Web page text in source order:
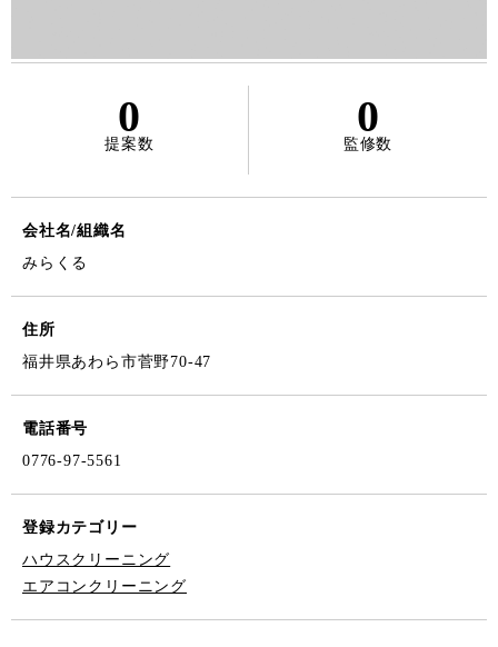
0
提案数
0
監修数
会社名/組織名
みらくる
住所
福井県あわら市菅野70-47
電話番号
0776-97-5561
登録カテゴリー
ハウスクリーニング
エアコンクリーニング